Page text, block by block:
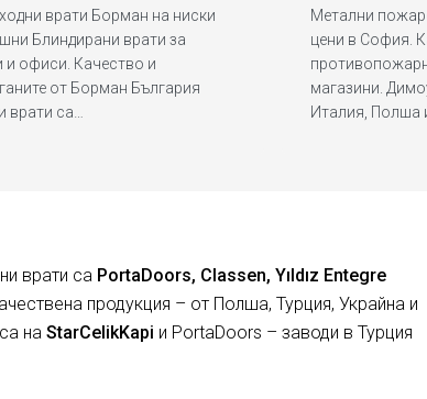
врати Борман на ниски
Блиндирани врати за
и офиси. Качество и
от Борман България
врати са…
Метални
цени в София.
магазини.
Италия, Полша
врати са PortaDoors, Classen, Yıldız Entegre
продукция – от Полша, Турция, Украйна и
на StarCelikKapi и PortaDoors – заводи в Турция